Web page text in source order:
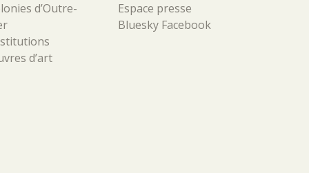
d’Outre-
d’art
Espace presse
Bluesky Facebook